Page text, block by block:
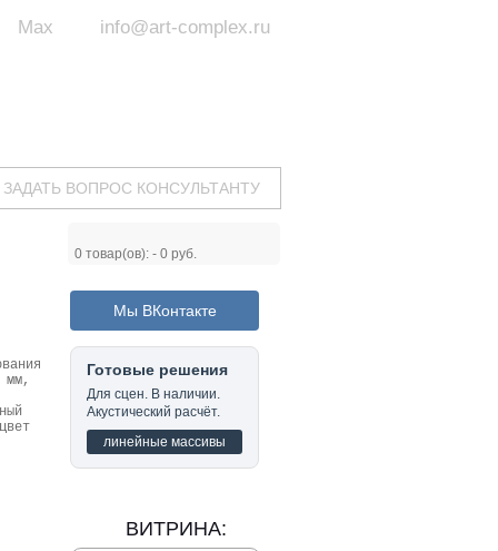
info@art-complex.ru
Max
ЗАДАТЬ ВОПРОС КОНСУЛЬТАНТУ
0 товар(ов): - 0 руб.
мм,
Мы ВКонтакте
Готовые решения
Для сцен. В наличии.
Акустический расчёт.
линейные массивы
ВИТРИНА: